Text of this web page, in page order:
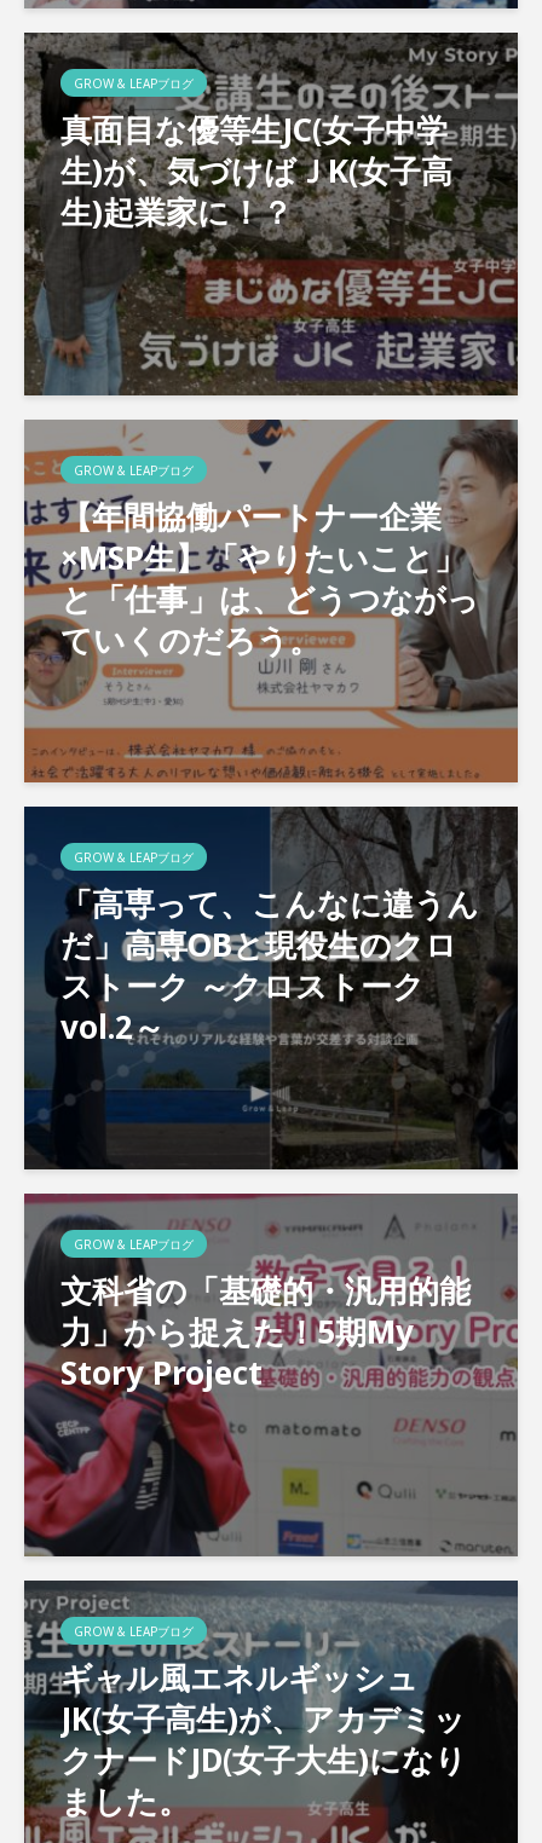
GROW & LEAPブログ
真面目な優等生JC(女子中学
生)が、気づけばＪK(女子高
生)起業家に！？
GROW & LEAPブログ
【年間協働パートナー企業
×MSP生】「やりたいこと」
と「仕事」は、どうつながっ
ていくのだろう。
GROW & LEAPブログ
「高専って、こんなに違うん
だ」高専OBと現役生のクロ
ストーク ～クロストーク
vol.2～
GROW & LEAPブログ
文科省の「基礎的・汎用的能
力」から捉えた！5期My
Story Project
GROW & LEAPブログ
ギャル風エネルギッシュ
JK(女子高生)が、アカデミッ
クナードJD(女子大生)になり
ました。